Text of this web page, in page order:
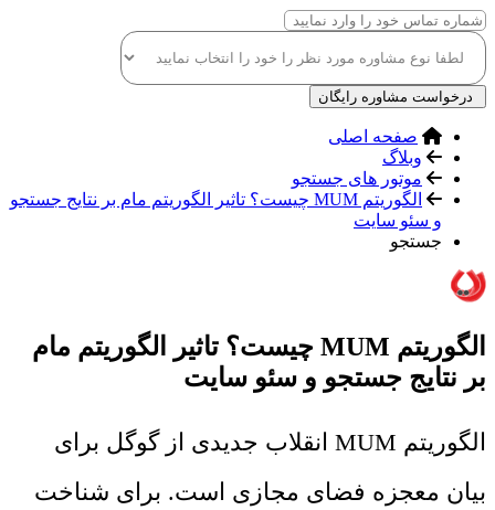
درخواست مشاوره رایگان
صفحه اصلی
وبلاگ
موتور های جستجو
الگوریتم MUM چیست؟ تاثیر الگوریتم مام بر نتایج جستجو
و سئو سایت
جستجو
الگوریتم MUM چیست؟ تاثیر الگوریتم مام
بر نتایج جستجو و سئو سایت
الگوریتم MUM انقلاب جدیدی از گوگل برای
بیان معجزه فضای مجازی است. برای شناخت